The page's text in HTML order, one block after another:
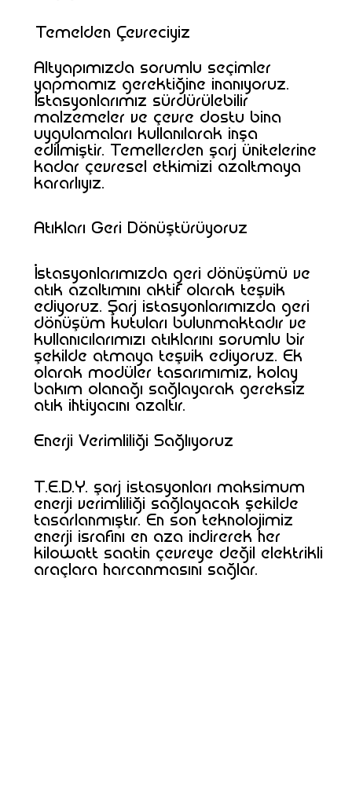
Atıkları Geri Dönüştürüyoruz
İstasyonlarımızda geri dönüşümü ve
atık azaltımını aktif olarak teşvik
ediyoruz. Şarj istasyonlarımızda geri
dönüşüm kutuları bulunmaktadır ve
kullanıcılarımızı atıklarını sorumlu bir
şekilde atmaya teşvik ediyoruz. Ek
olarak modüler tasarımımız, kolay
bakım olanağı sağlayarak gereksiz
atık ihtiyacını azaltır.
Enerji Verimliliği Sağlıyoruz
T.E.D.Y. şarj istasyonları maksimum
enerji verimliliği sağlayacak şekilde
tasarlanmıştır. En son teknolojimiz
enerji israfını en aza indirerek her
kilowatt saatin çevreye değil elektrikli
araçlara harcanmasını sağlar.
Temelden Çevreciyiz
Altyapımızda sorumlu seçimler
yapmamız gerektiğine inanıyoruz.
İstasyonlarımız sürdürülebilir
malzemeler ve çevre dostu bina
uygulamaları kullanılarak inşa
edilmiştir. Temellerden şarj ünitelerine
kadar çevresel etkimizi azaltmaya
kararlıyız.